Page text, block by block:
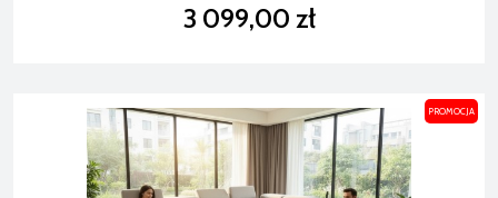
3 099,00 zł
PROMOCJA